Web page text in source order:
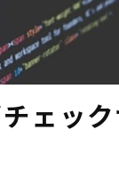
ェッ